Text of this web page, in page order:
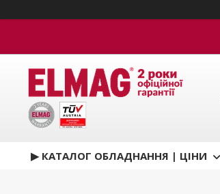
▶ КАТАЛОГ ОБЛАДНАННЯ | ЦІНИ